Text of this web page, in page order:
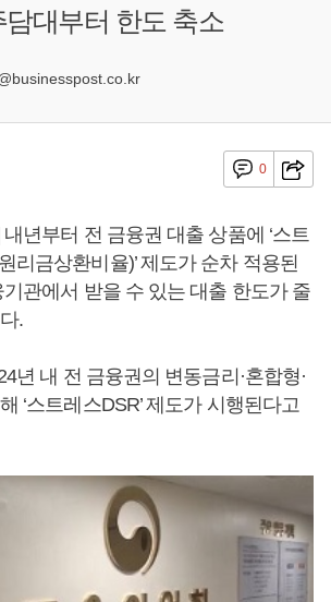
담대부터 한도 축소
0
년부터 전 금융권 대출 상품에 ‘스트
리금상환비율)’ 제도가 순차 적용된
관에서 받을 수 있는 대출 한도가 줄
.
년 내 전 금융권의 변동금리·혼합형·
‘스트레스DSR’ 제도가 시행된다고